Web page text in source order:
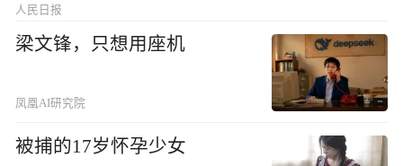
人民日报
梁文锋，只想用座机
凤凰AI研究院
被捕的17岁怀孕少女